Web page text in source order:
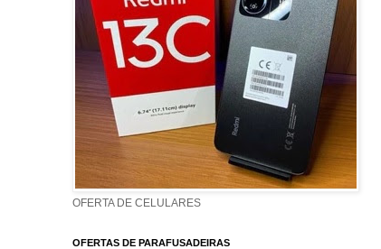
OFERTA DE CELULARES
OFERTAS DE PARAFUSADEIRAS